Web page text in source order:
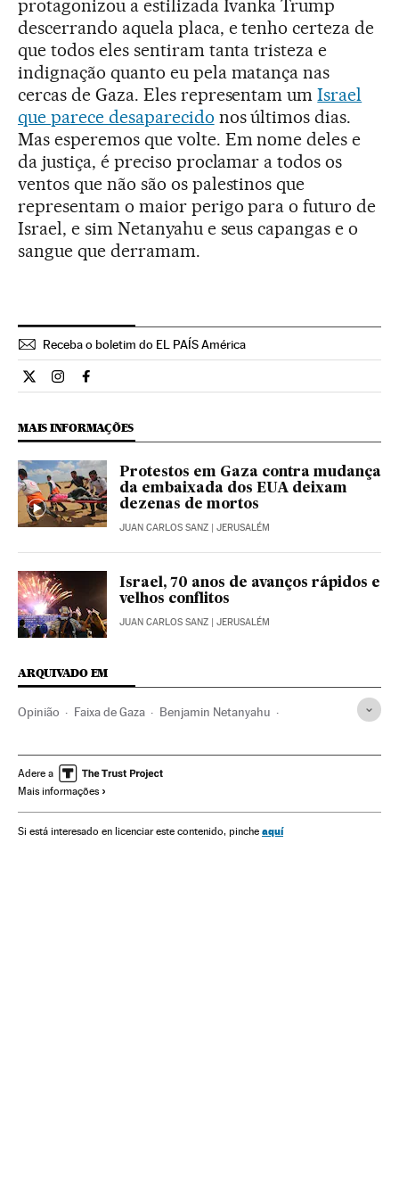
protagonizou a estilizada Ivanka Trump
descerrando aquela placa, e tenho certeza de
que todos eles sentiram tanta tristeza e
indignação quanto eu pela matança nas
cercas de Gaza. Eles representam umIsrael
que parece desaparecido nos últimos dias.
Mas esperemos que volte. Em nome deles e
da justiça, é preciso proclamar a todos os
ventos que não são os palestinos que
representam o maior perigo para o futuro de
Israel, e sim Netanyahu e seus capangas e o
sangue que derramam.
Receba o boletim do EL PAÍS América
Opiniao El País Brasil en Twitter
Opiniao El País Brasil en Instagram
Opiniao El País Brasil en Facebook
MAIS INFORMAÇÕES
Protestos em Gaza contra mudança
da embaixada dos EUA deixam
dezenas de mortos
JUAN CARLOS SANZ | JERUSALÉM
Israel, 70 anos de avanços rápidos e
velhos conflitos
JUAN CARLOS SANZ | JERUSALÉM
ARQUIVADO EM
Opinião Faixa de Gaza Benjamin Netanyahu
Territórios palestinos Geopolítica
Oriente médio
Adere a
Mais informações
Si está interesado en licenciar este contenido, pinche aquí